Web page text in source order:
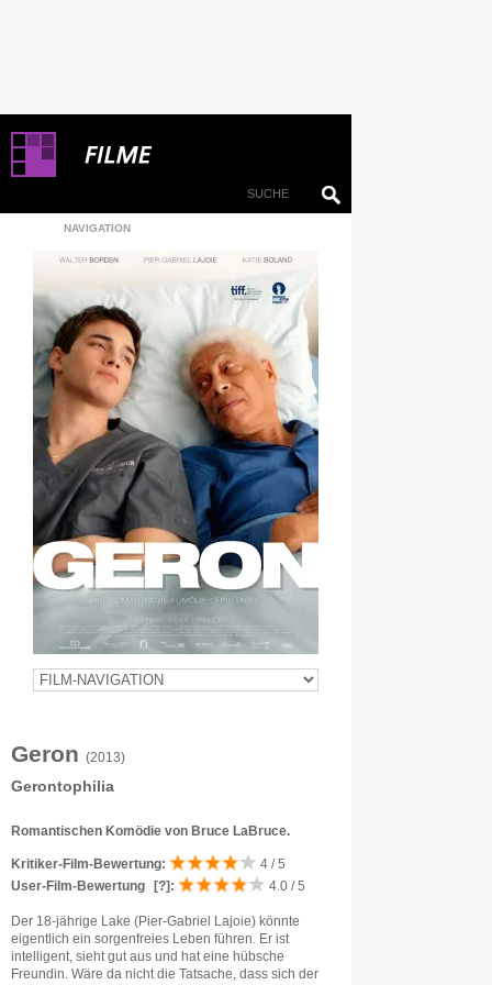
NAVIGATION
Geron (2013)
Gerontophilia
Romantischen Komödie von Bruce LaBruce.
Kritiker-Film-Bewertung:
4 / 5
User-Film-Bewertung
[?] : 4.0 / 5
Der 18-jährige Lake (Pier-Gabriel Lajoie) könnte
eigentlich ein sorgenfreies Leben führen. Er ist
intelligent, sieht gut aus und hat eine hübsche
Freundin. Wäre da nicht die Tatsache, dass sich der